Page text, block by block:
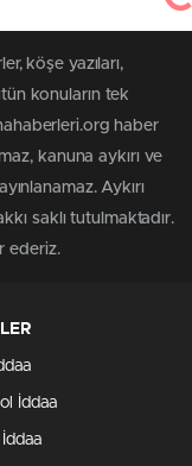
köşe yazıları,
konuların tek
haber
kanuna aykırı ve
Aykırı
saklı tutulmaktadır.
ederiz.
İddaa